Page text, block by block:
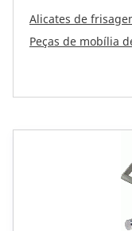
Alicates de
Peças de mobília